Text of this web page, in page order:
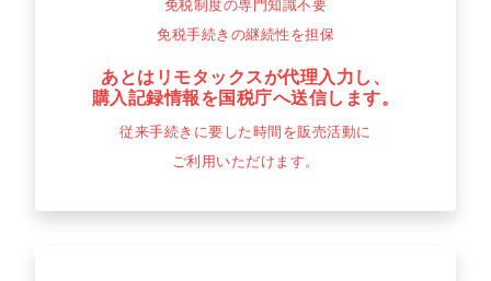
免税制度の専門知識不要
免税手続きの継続性を担保
あとはリモタックスが代理入力し、
購入記録情報を国税庁へ送信します。
従来手続きに要した時間を販売活動に
ご利用いただけます。